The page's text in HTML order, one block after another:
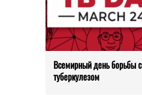
Всемирный день борьбы с
туберкулезом